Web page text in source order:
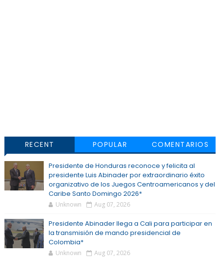
RECENT POPULAR COMENTARIOS
Presidente de Honduras reconoce y felicita al
presidente Luis Abinader por extraordinario éxito
organizativo de los Juegos Centroamericanos y del
Caribe Santo Domingo 2026*
Unknown Aug 07, 2026
Presidente Abinader llega a Cali para participar en
la transmisión de mando presidencial de
Colombia*
Unknown Aug 07, 2026